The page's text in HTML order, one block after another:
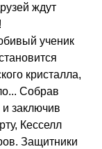
ждут
ученик
кристалла,
Собрав
заключив
Кесселл
Защитники